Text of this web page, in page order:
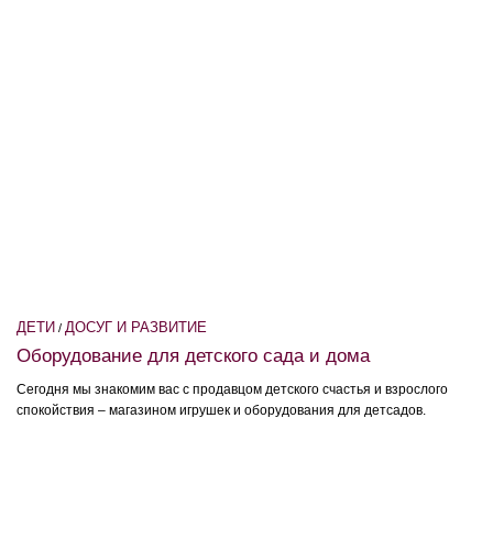
ДЕТИ / ДОСУГ И РАЗВИТИЕ
Оборудование для детского сада и дома
Сегодня мы знакомим вас с продавцом детского счастья и взрослого
спокойствия – магазином игрушек и оборудования для детсадов.